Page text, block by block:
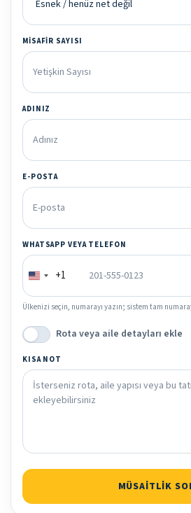
MISAFIR SAYISI
ADINIZ
E-POSTA
WHATSAPP VEYA TELEFON
+1
Ülkenizi seçin, numarayı yazın; sistem tam
Rota veya aile detayları ekle
KISA NOT
MÜSAITLIK